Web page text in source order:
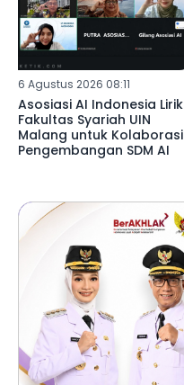
6 Agustus 2026 08:11
Asosiasi AI Indonesia Lirik
Fakultas Syariah UIN
Malang untuk Kolaborasi
Pengembangan SDM AI